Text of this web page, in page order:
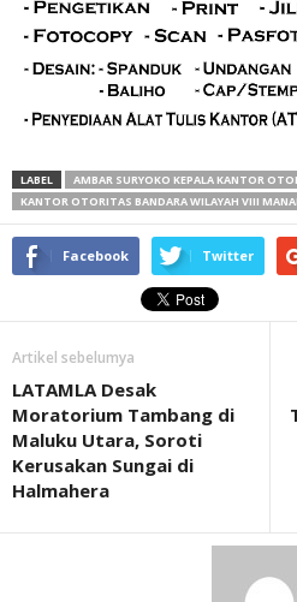
LABEL
AMBAR SURYOKO KEPALA KANTOR
KANTOR OTORITAS BANDARA WILAYAH VIII
Facebook Twitter
Artikel sebelumya
LATAMLA Desak
Moratorium Tambang di
Maluku Utara, Soroti
Kerusakan Sungai di
Halmahera